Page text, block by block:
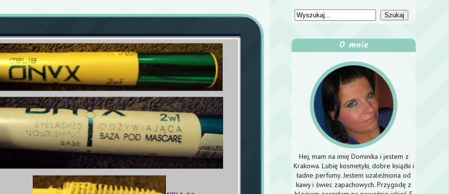
O mnie
Hej, mam na imię Dominika i jestem z
Krakowa. Lubię kosmetyki, dobre książki i
ładne perfumy. Jestem uzależniona od
kawy i świec zapachowych. Przygodę z